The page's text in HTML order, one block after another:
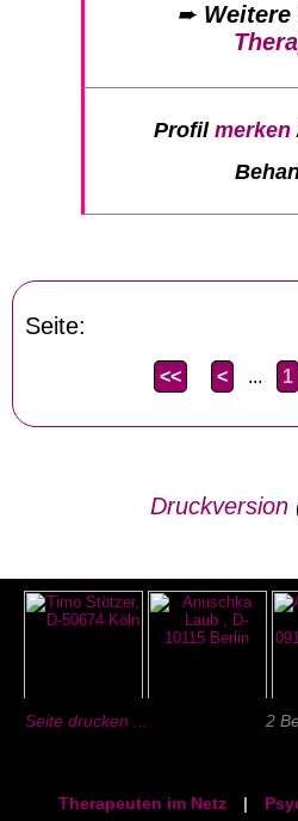
➨
Profil merken
Seite:
<< < ... 1
Druckversion
Seite drucken ... 2
Therapeuten im Netz |